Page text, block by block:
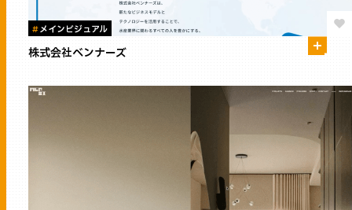
#メインビジュアル
株式会社ベンナーズ